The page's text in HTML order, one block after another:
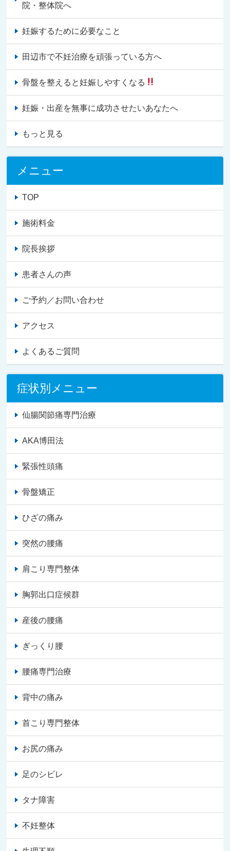
院・整体院へ
妊娠するために必要なこと
田辺市で不妊治療を頑張っている方へ
骨盤を整えると妊娠しやすくなる
妊娠・出産を無事に成功させたいあなたへ
もっと見る
メニュー
TOP
施術料金
院長挨拶
患者さんの声
ご予約／お問い合わせ
アクセス
よくあるご質問
症状別メニュー
仙腸関節痛専門治療
AKA博田法
緊張性頭痛
骨盤矯正
ひざの痛み
突然の腰痛
肩こり専門整体
胸郭出口症候群
産後の腰痛
ぎっくり腰
腰痛専門治療
背中の痛み
首こり専門整体
お尻の痛み
足のシビレ
タナ障害
不妊整体